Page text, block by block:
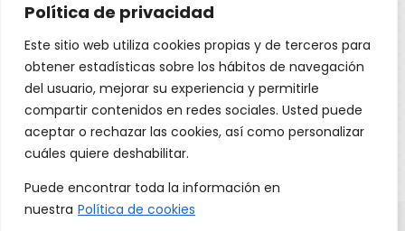
Política de privacidad
Este sitio web utiliza cookies propias y de terceros para
obtener estadísticas sobre los hábitos de navegación
del usuario, mejorar su experiencia y permitirle
compartir contenidos en redes sociales. Usted puede
aceptar o rechazar las cookies, así como personalizar
cuáles quiere deshabilitar.
Puede encontrar toda la información en
nuestra Política de cookies
Atención al cliente
954 497 701
620 667 251
 Email
info@afinaingenieria.com
©2025 Afina Ingeniería Energética